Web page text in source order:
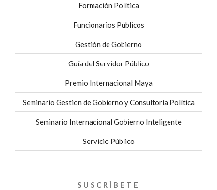
Formación Política
Funcionarios Públicos
Gestión de Gobierno
Guía del Servidor Público
Premio Internacional Maya
Seminario Gestion de Gobierno y Consultoría Política
Seminario Internacional Gobierno Inteligente
Servicio Público
SUSCRÍBETE